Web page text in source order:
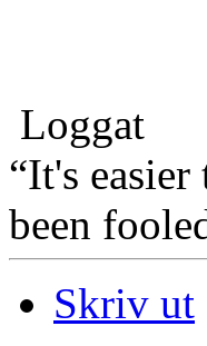
Loggat
“It's
been
Skriv ut